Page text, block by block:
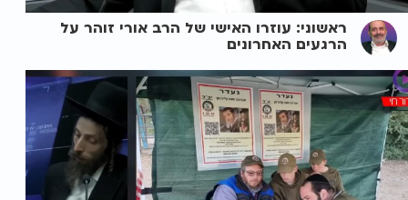
ראשוני: עוזרו האישי של הרב אורי זוהר על
הרגעים האחרונים